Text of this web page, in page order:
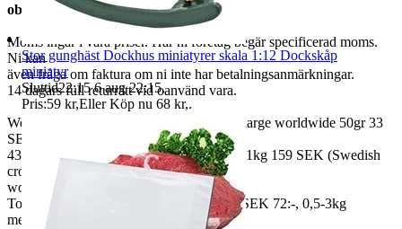
observerar det.
Moms ingår i våra priser. Har ni företag begär specificerad moms.
Ni kan
även fråga om faktura om ni inte har betalningsanmärkningar.
14 dagars full returrätt vid oanvänd vara.
We also ship abroad worldwide. Freightcharge worldwide 50gr 33
SEK, 100 gr
43 SEK, 250gr 85 SEK, 0,5kg 109 SEK, 1kg 159 SEK (Swedish
crown
worldwide price freight)
To Denmark 0,5-3kg measure 35x24x13 SEK 72:-, 0,5-3kg
measure 40x40x140cm SEK 144:-
Stor gunghäst Dockhus miniatyrer skala 1:12 Dockskåp
miniatyr
Sluttid22:15 6 aug 22:15.
Pris:59 kr,Eller Köp nu 68 kr,.